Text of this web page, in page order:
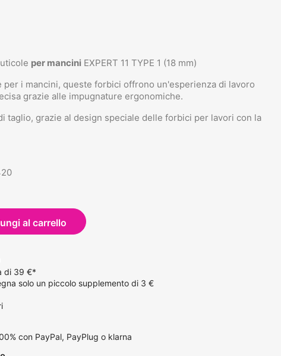
per mancini EXPERT 11 TYPE 1 (18 mm)
per i mancini, queste forbici offrono un'esperienza di lavoro
grazie alle impugnature ergonomiche.
taglio, grazie al design speciale delle forbici per lavori con la
al carrello
di 39 €*
solo un piccolo supplemento di 3 €
con PayPal, PayPlug o klarna